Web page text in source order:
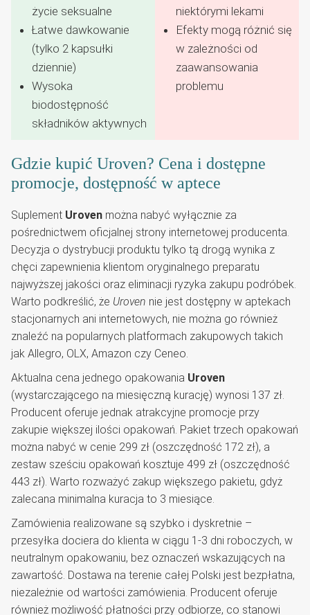
życie seksualne
Łatwe dawkowanie
(tylko 2 kapsułki
dziennie)
Wysoka
biodostępność
składników aktywnych
niektórymi lekami
Efekty mogą różnić się
w zależności od
zaawansowania
problemu
Gdzie kupić Uroven? Cena i dostępne
promocje, dostępność w aptece
Suplement Uroven można nabyć wyłącznie za
pośrednictwem oficjalnej strony internetowej producenta.
Decyzja o dystrybucji produktu tylko tą drogą wynika z
chęci zapewnienia klientom oryginalnego preparatu
najwyższej jakości oraz eliminacji ryzyka zakupu podróbek.
Warto podkreślić, że Uroven nie jest dostępny w aptekach
stacjonarnych ani internetowych, nie można go również
znaleźć na popularnych platformach zakupowych takich
jak Allegro, OLX, Amazon czy Ceneo.
Aktualna cena jednego opakowania Uroven
(wystarczającego na miesięczną kurację) wynosi 137 zł.
Producent oferuje jednak atrakcyjne promocje przy
zakupie większej ilości opakowań. Pakiet trzech opakowań
można nabyć w cenie 299 zł (oszczędność 172 zł), a
zestaw sześciu opakowań kosztuje 499 zł (oszczędność
443 zł). Warto rozważyć zakup większego pakietu, gdyż
zalecana minimalna kuracja to 3 miesiące.
Zamówienia realizowane są szybko i dyskretnie –
przesyłka dociera do klienta w ciągu 1-3 dni roboczych, w
neutralnym opakowaniu, bez oznaczeń wskazujących na
zawartość. Dostawa na terenie całej Polski jest bezpłatna,
niezależnie od wartości zamówienia. Producent oferuje
również możliwość płatności przy odbiorze, co stanowi